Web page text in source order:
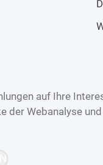
auf Ihre
der Webanalyse